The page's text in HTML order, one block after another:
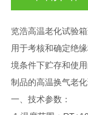
览浩高温老化试验
用于考核和确定绝
境条件下贮存和使
制品的高温换气老
一、技术参数：